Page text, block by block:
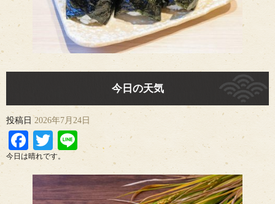
今日の天気
投稿日 2026年7月24日
Facebook
TwitterLine
今日は晴れです。